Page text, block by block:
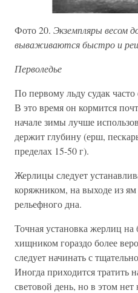
Фото 20. Экземпляры весом
вываживаются быстро и
Перволедье
По первому льду судак
В это время он кормится
начале зимы лучше
держит глубину (ерш,
пределах 15-50 г).
Жерлицы следует
коряжником, на выходе из
рельефного дна.
Точная установка жерлиц на
хищником гораздо более
следует начинать с
Иногда приходится тратить
световой день, но в этом